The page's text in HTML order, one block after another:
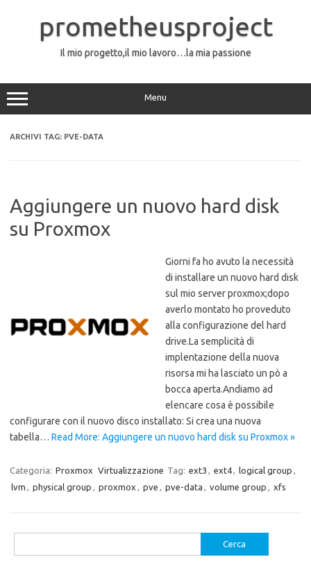
contenutoprometheusproject
Il mio progetto,il mio lavoro…la mia passione
Menu
ARCHIVI TAG: PVE-DATA
Aggiungere un nuovo hard disk
su Proxmox
Giorni fa ho avuto la necessità
di installare un nuovo hard disk
sul mio server proxmox;dopo
averlo montato ho proveduto
alla configurazione del hard
drive.La semplicità di
implentazione della nuova
risorsa mi ha lasciato un pò a
bocca aperta.Andiamo ad
elencare cosa è possibile
configurare con il nuovo disco installato: Si crea una nuova
tabella… Read More: Aggiungere un nuovo hard disk su Proxmox »
Categoria: Proxmox Virtualizzazione Tag: ext3 , ext4, logical group ,
lvm , physical group , proxmox , pve , pve-data , volume group , xfs
per: